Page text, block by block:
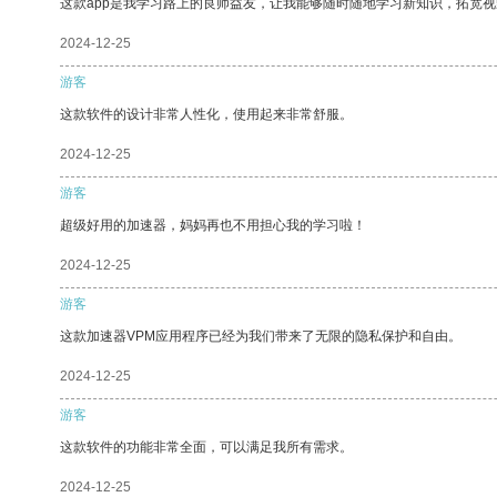
这款app是我学习路上的良师益友，让我能够随时随地学习新知识，拓宽
2024-12-25
游客
这款软件的设计非常人性化，使用起来非常舒服。
2024-12-25
游客
超级好用的加速器，妈妈再也不用担心我的学习啦！
2024-12-25
游客
这款加速器VPM应用程序已经为我们带来了无限的隐私保护和自由。
2024-12-25
游客
这款软件的功能非常全面，可以满足我所有需求。
2024-12-25